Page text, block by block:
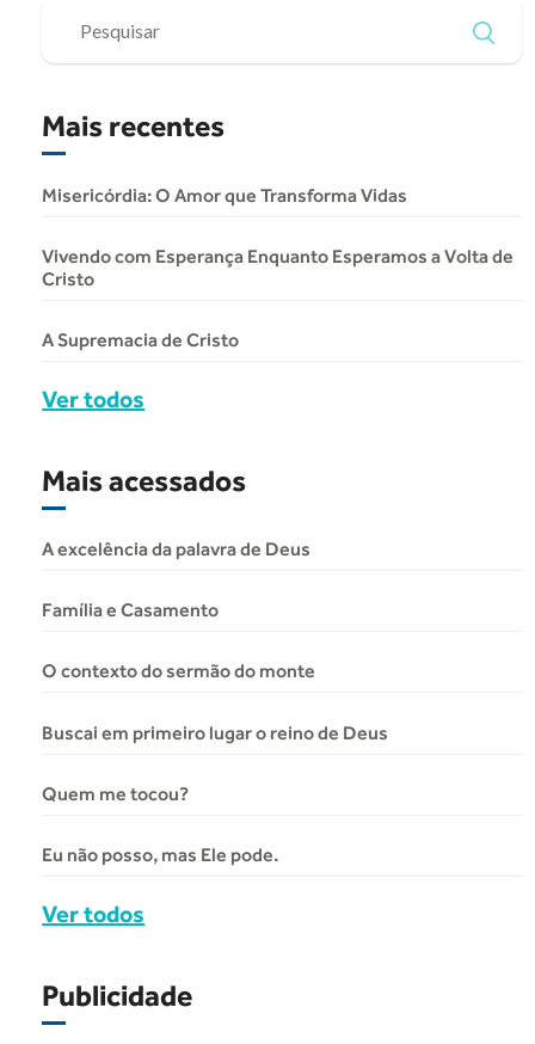
Mais recentes
Misericórdia: O Amor que Transforma Vidas
Vivendo com Esperança Enquanto Esperamos a Volta de
Cristo
A Supremacia de Cristo
Ver todos
Mais acessados
A excelência da palavra de Deus
Família e Casamento
O contexto do sermão do monte
Buscai em primeiro lugar o reino de Deus
Quem me tocou?
Eu não posso, mas Ele pode.
Ver todos
Publicidade